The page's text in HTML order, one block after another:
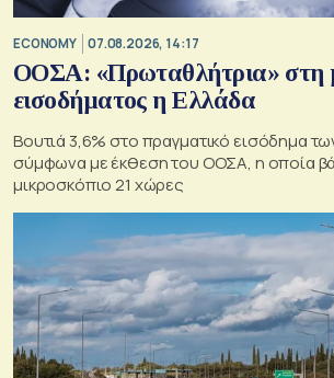
ECONOMY 07.08.2026, 14:17
ΟΟΣΑ: «Πρωταθλήτρια» στη
εισοδήματος η Ελλάδα
Βουτιά 3,6% στο πραγματικό εισόδημα
σύμφωνα με έκθεση του ΟΟΣΑ, η οποία
μικροσκόπιο 21 χώρες